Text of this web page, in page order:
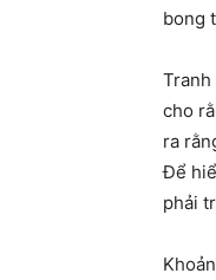
bong
cho
ra
Để
phải